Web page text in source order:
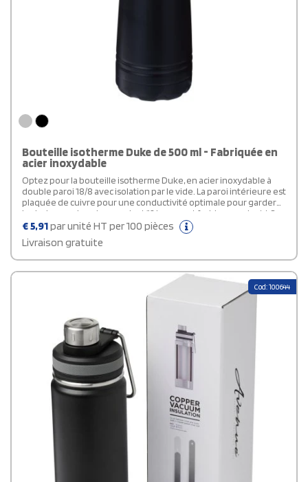
Bouteille isotherme Duke de 500 ml - Fabriquée en
acier inoxydable
Optez pour la bouteille isotherme Duke, en acier inoxydable à
double paroi 18/8 avec isolation par le vide. La paroi intérieure est
plaquée de cuivre pour une conductivité optimale pour garder
les boissons chaudes pendant 12 heures et froides pendant 48
heures. Sa capacité est de 500 ml. Présentée dans une boîte
cadeau Avenue, cette bouteille isotherme publicitaire affichera
votre logo de manière efficace.
€5,91par unité HT per 100 pièces
Livraison gratuite
Cod: 100644